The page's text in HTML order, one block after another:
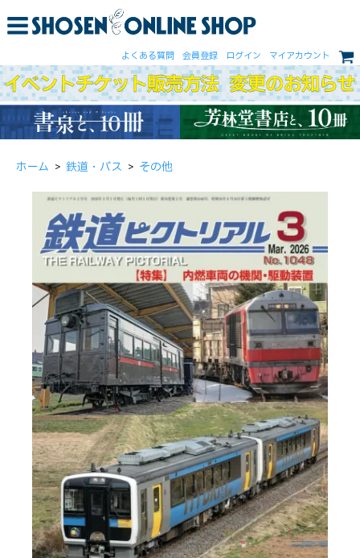
よくある質問 会員登録 ログイン マイアカウント
ホーム > 鉄道・バス > その他